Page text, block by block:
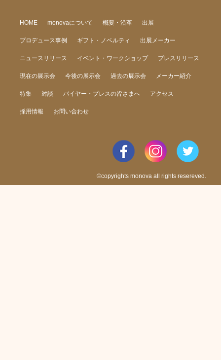
HOME monovaについて 概要・沿革 出展
プロデュース事例 ギフト・ノベルティ 出展メーカー
ニュースリリース イベント・ワークショップ プレスリリース
現在の展示会 今後の展示会 過去の展示会 メーカー紹介
特集 対談 バイヤー・プレスの皆さまへ アクセス
採用情報 お問い合わせ
©copyrights monova all rights resereved.